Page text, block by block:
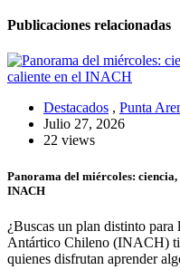
Publicaciones relacionadas
Destacados , Punta
Julio 27, 2026
22 views
Panorama del miércoles:
INACH
¿Buscas un plan distinto
Antártico Chileno (INACH)
quienes disfrutan aprender